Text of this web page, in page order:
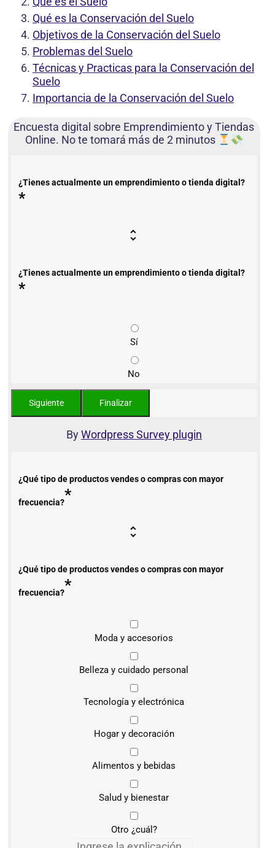
Qué es la Conservación del Suelo
Objetivos de la Conservación del Suelo
Problemas del Suelo
Técnicas y Practicas para la Conservación del
Suelo
Importancia de la Conservación del Suelo
Encuesta digital sobre Emprendimiento y Tiendas
Online. No te tomará más de 2 minutos
¿Tienes actualmente un emprendimiento o tienda digital?
*
¿Tienes actualmente un emprendimiento o tienda digital?
*
Sí
No
ByWordpress Survey plugin
¿Qué tipo de productos vendes o compras con mayor
frecuencia?*
¿Qué tipo de productos vendes o compras con mayor
frecuencia?*
Moda y accesorios
Belleza y cuidado personal
Tecnología y electrónica
Hogar y decoración
Alimentos y bebidas
Salud y bienestar
Otro ¿cuál?